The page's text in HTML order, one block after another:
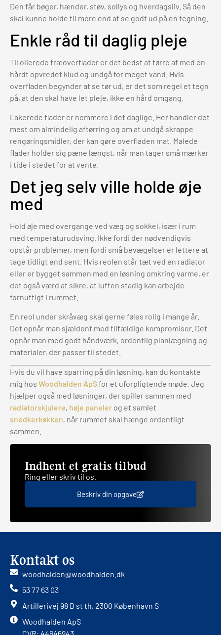
Den får bøger, hænder, støv, sollys og hverdagsliv. Så den
skal kunne holde til mere end at se godt ud på en tegning.
Enkle råd til daglig pleje
Til olierede træoverflader er det bedst at tørre af med en
hårdt opvredet klud og undgå for meget vand. Hvis
overfladen begynder at se tør ud, er det som regel et tegn
på, at den skal have let pleje, ikke en hård omgang.
Lakerede flader er nemmere i det daglige. Her handler det
mest om almindelig aftørring og om at undgå skrappe
rengøringsmidler, der kan gøre overfladen mat. Malede
flader holder sig pæne længst, når man tager små mærker
i tide i stedet for at vente.
Det jeg selv ville holde øje
med
Hold øje med overgange ved væg og sokkel, især i rum
med temperaturudsving. Ikke fordi der nødvendigvis
opstår problemer, men fordi små bevægelser er lettere at
tage tidligt end sent. Hvis reolen står tæt ved en radiator
eller er bygget sammen med en løsning omkring varme, er
det også værd at sikre, at luften stadig kan arbejde
fornuftigt i rummet.
En reol under skråvæg skal gerne føles rolig i mange år.
Det opnår man sjældent med tilfældige kompromiser. Det
opnår man med godt håndværk, ordentlig planlægning og
materialer, der passer til stedet.
Hvis du vil have sparring på din løsning, kan du kontakte
mig hos Woodhalden ApSfor et uforpligtende møde. Jeg
hjælper også med løsninger, der spiller sammen med
radiatorskjulere, høje paneler og et samlet
snedkerkøkken, når rummet skal hænge ordentligt
sammen.
Indhent et gratis tilbud
Ring eller skriv til os.
Beskriv din opgave
Kontakt os
woodhalden@woodhalden.dk
53 77 63 03
Artillerivej 98 B st th, 2300 København S
Woodhalden ApS